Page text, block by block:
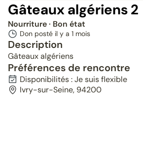
Gâteaux algériens 2
Nourriture· Bon état
Don posté il y a 1 mois
Description
Gâteaux algériens
Préférences de rencontre
Disponibilités : Je suis flexible
Ivry-sur-Seine, 94200